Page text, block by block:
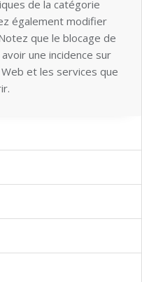
de la catégorie
également modifier
que le blocage de
une incidence sur
et les services que